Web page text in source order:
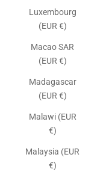
Luxembourg
(EUR €)
Macao SAR
(EUR €)
Madagascar
(EUR €)
Malawi (EUR
€)
Malaysia (EUR
€)